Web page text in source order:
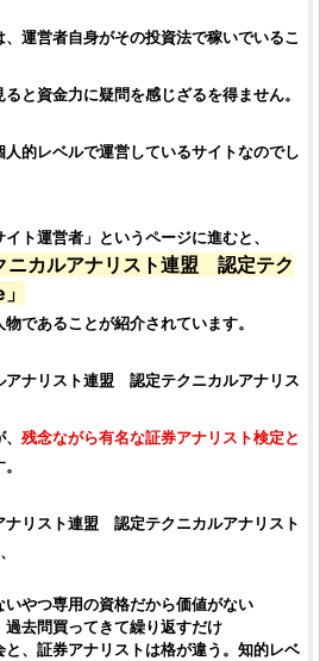
運営者自身がその投資法で稼いでいるこ
と資金力に疑問を感じざるを得ません。
的レベルで運営しているサイトなのでし
ト運営者」というページに進むと、
ニカルアナリスト連盟 認定テク
であることが紹介されています。
アナリスト連盟 認定テクニカルアナリス
残念ながら有名な証券アナリスト検定と
ナリスト連盟 認定テクニカルアナリスト
いやつ専用の資格だから価値がない
過去問買ってきて繰り返すだけ
と、証券アナリストは格が違う。知的レベ